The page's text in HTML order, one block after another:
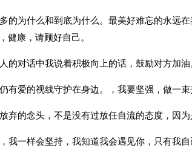
的为什么和到底为什么。最美好难忘的永远
健康，请顾好自己。
的对话中我说着积极向上的话，鼓励对方加油
有爱的视线守护在身边。，我要坚强，做一束
弃的念头，不是没有过放任自流的态度，因为
我一样会坚持，我知道我会遇见你，只有我自